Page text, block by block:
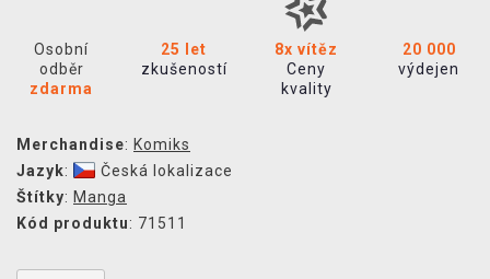
Osobní
odběr
zdarma
25 let
zkušeností
8x vítěz
Ceny
kvality
20 000
výdejen
Merchandise: Komiks
Jazyk:
Česká lokalizace
Štítky: Manga
Kód produktu: 71511